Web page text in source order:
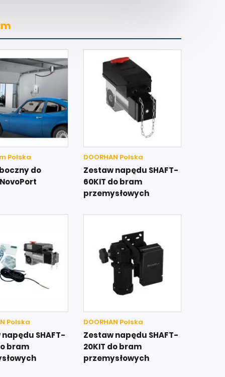
Polska
do
DOORHAN Polska
Zestaw napędu SHAFT-
60KIT do bram
przemysłowych
Polska
SHAFT-
bram
DOORHAN Polska
Zestaw napędu SHAFT-
20KIT do bram
przemysłowych